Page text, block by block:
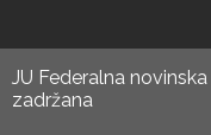
JU Federalna
zadržana